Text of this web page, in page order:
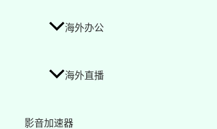
海外办公
海外直播
影音加速器